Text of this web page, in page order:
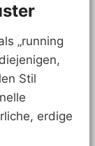
„running
Stil
erdige